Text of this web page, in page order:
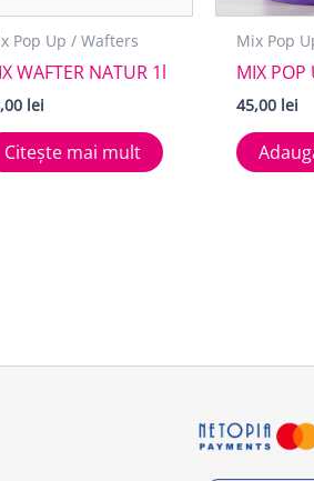
Pop Up / Wafters
WAFTER NATUR 1l
lei
Citește mai mult
Mix Pop
MIX POP
45,00 lei